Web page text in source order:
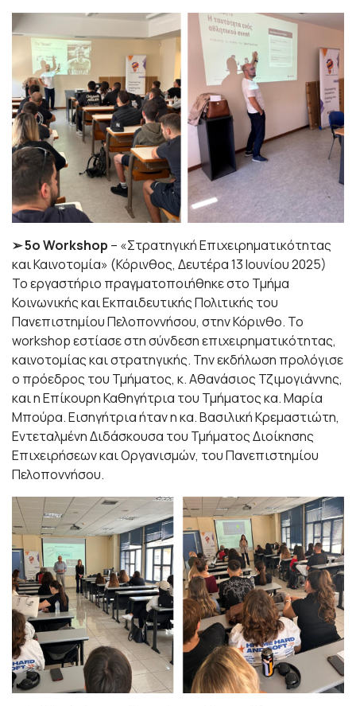
➢ 5ο Workshop – «Στρατηγική Επιχειρηματικότητας
και Καινοτομία» (Κόρινθος, Δευτέρα 13 Ιουνίου 2025)
Το εργαστήριο πραγματοποιήθηκε στο Τμήμα
Κοινωνικής και Εκπαιδευτικής Πολιτικής του
Πανεπιστημίου Πελοποννήσου, στην Κόρινθο. Το
workshop εστίασε στη σύνδεση επιχειρηματικότητας,
καινοτομίας και στρατηγικής. Την εκδήλωση προλόγισε
ο πρόεδρος του Τμήματος, κ. Αθανάσιος Τζιμογιάννης,
και η Επίκουρη Καθηγήτρια του Τμήματος κα. Μαρία
Μπούρα. Εισηγήτρια ήταν η κα. Βασιλική Κρεμαστιώτη,
Εντεταλμένη Διδάσκουσα του Τμήματος Διοίκησης
Επιχειρήσεων και Οργανισμών, του Πανεπιστημίου
Πελοποννήσου.